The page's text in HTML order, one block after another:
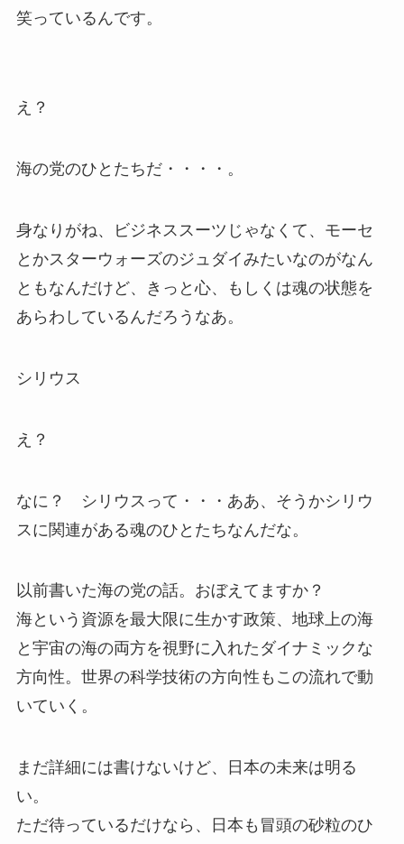
笑っているんです。
え？
海の党のひとたちだ・・・・。
身なりがね、ビジネススーツじゃなくて、モーセ
とかスターウォーズのジュダイみたいなのがなん
ともなんだけど、きっと心、もしくは魂の状態を
あらわしているんだろうなあ。
シリウス
え？
なに？ シリウスって・・・ああ、そうかシリウ
スに関連がある魂のひとたちなんだな。
以前書いた海の党の話。おぼえてますか？
海という資源を最大限に生かす政策、地球上の海
と宇宙の海の両方を視野に入れたダイナミックな
方向性。世界の科学技術の方向性もこの流れで動
いていく。
まだ詳細には書けないけど、日本の未来は明る
い。
ただ待っているだけなら、日本も冒頭の砂粒のひ